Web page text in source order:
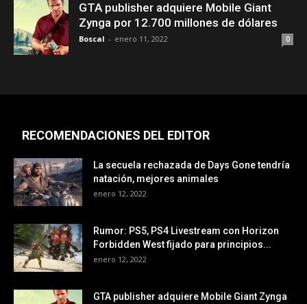
GTA publisher adquiere Mobile Giant
Zynga por 12.700 millones de dólares
Boscal - enero 11, 2022 0
RECOMENDACIONES DEL EDITOR
La secuela rechazada de Days Gone tendría
natación, mejores animales
enero 12, 2022
Rumor: PS5, PS4 Livestream con Horizon
Forbidden West fijado para principios...
enero 12, 2022
GTA publisher adquiere Mobile Giant Zynga